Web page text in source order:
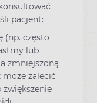
pacjent:
(np. często
lub
zmniejszoną
może zalecić